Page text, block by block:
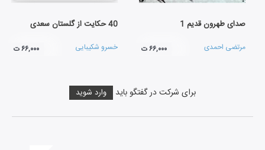
صدای طهرون قدیم 1
مرتضی احمدی ۶۶,۰۰۰ ت
40 حکایت از گلستان سعدی
خسرو شکیبایی ۶۶,۰۰۰ ت
برای شرکت در گفتگو باید وارد شوید